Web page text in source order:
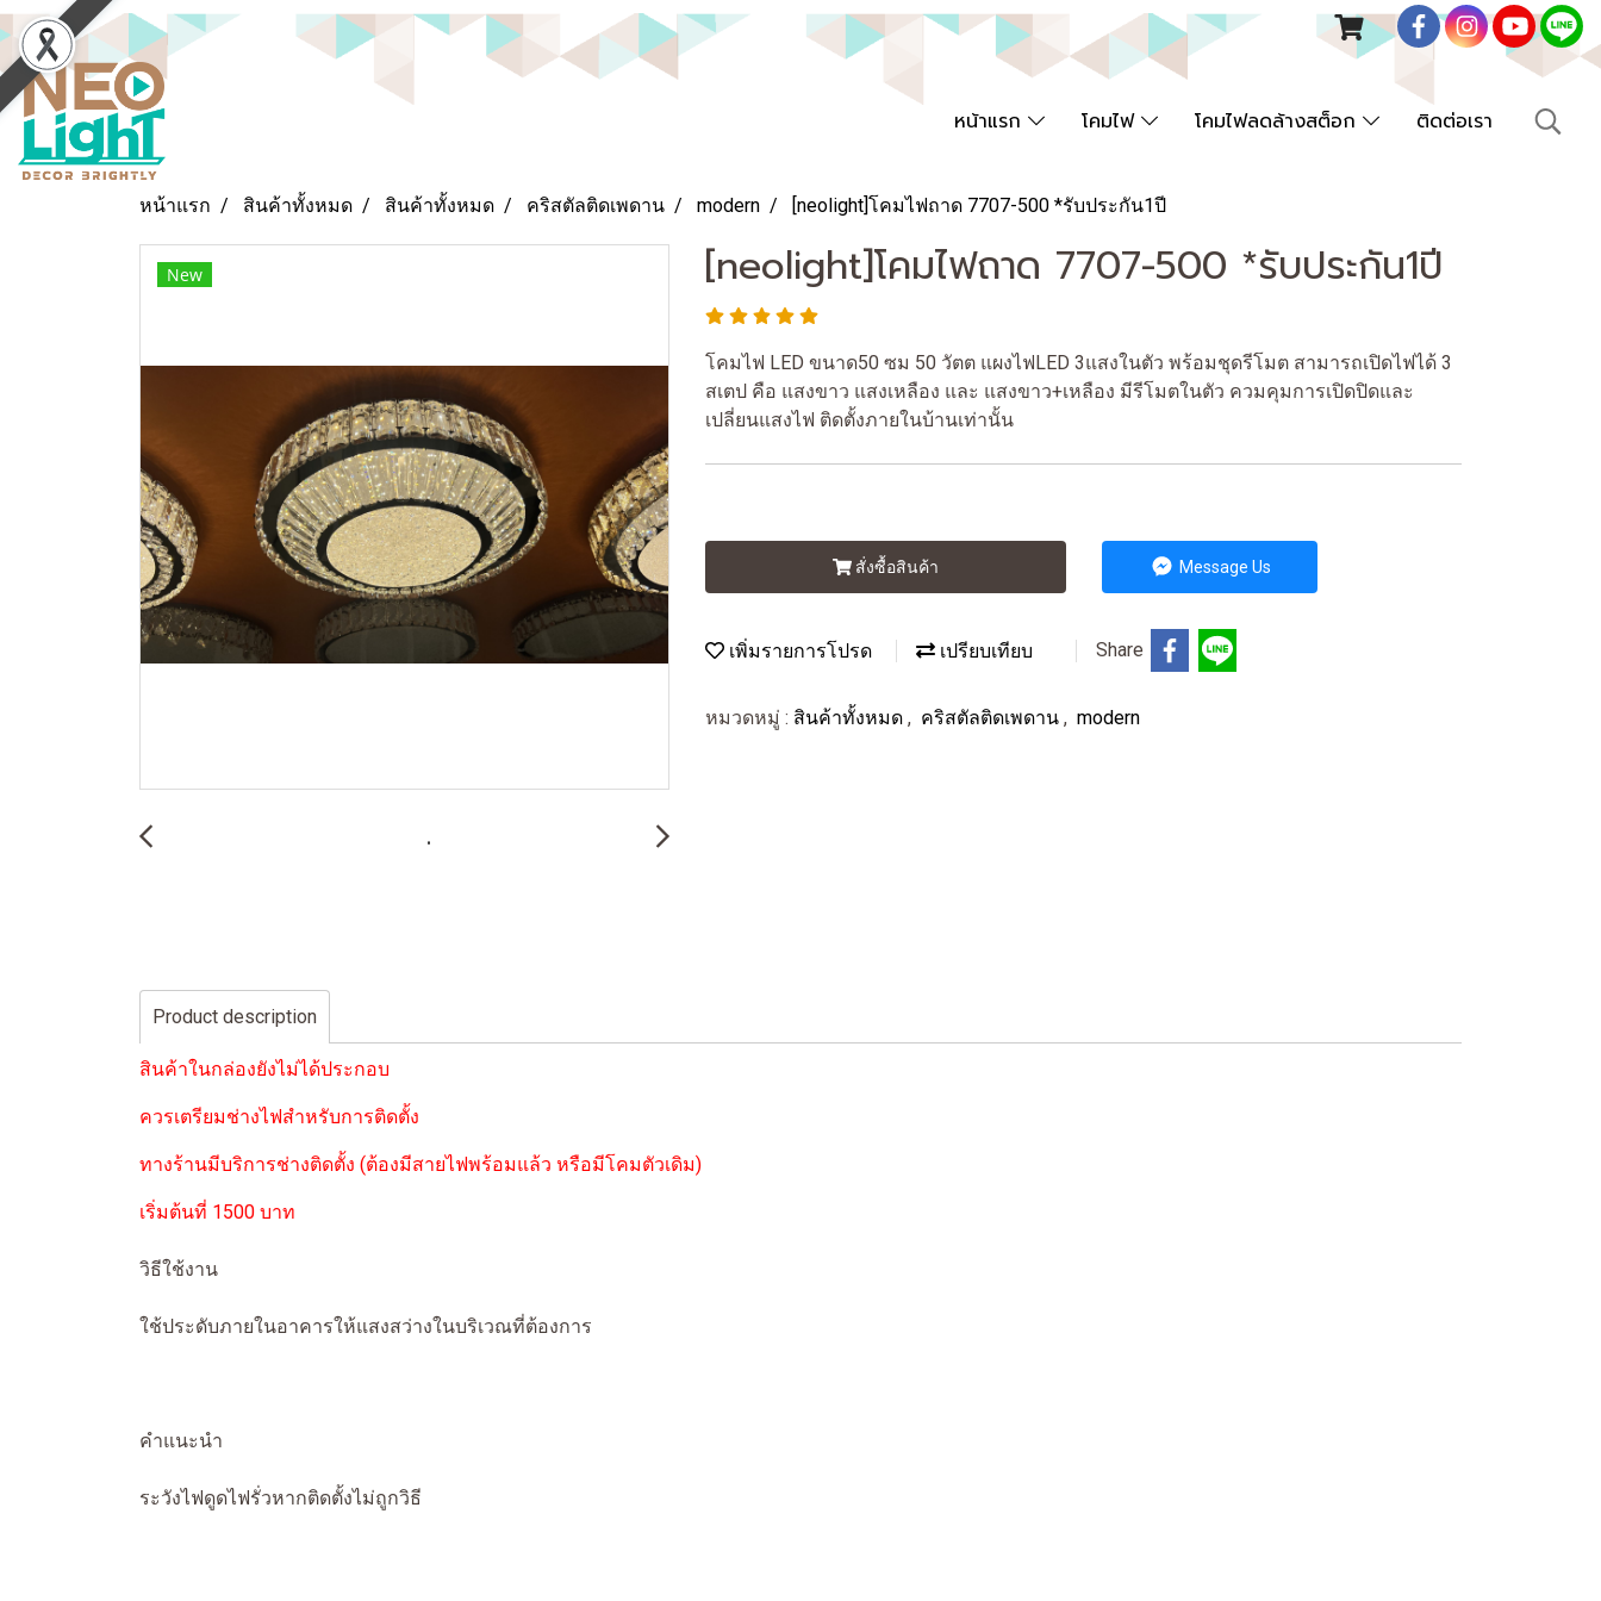
หน้าแรก โคมไฟ โคมไฟลดล้างสต็อก ติดต่อเรา
หน้าแรก สินค้าทั้งหมด สินค้าทั้งหมด คริสตัลติดเพดาน modern [neolight]โคมไฟถาด 7707-500 *รับประกัน1ปี
New [neolight]โคมไฟถาด 7707-500 *รับประกัน1ปี
โคมไฟ LED ขนาด50 ซม 50 วัตต แผงไฟLED 3แสงในตัว พร้อมชุดรีโมต สามารถเปิดไฟได้ 3
สเตป คือ แสงขาว แสงเหลือง และ แสงขาว+เหลือง มีรีโมตในตัว ควมคุมการเปิดปิดและ
เปลี่ยนแสงไฟ ติดตั้งภายในบ้านเท่านั้น
สั่งซื้อสินค้า Message Us
เพิ่มรายการโปรด เปรียบเทียบ Share
หมวดหมู่ : สินค้าทั้งหมด , คริสตัลติดเพดาน , modern
Product description
สินค้าในกล่องยังไม่ได้ประกอบ
ควรเตรียมช่างไฟสำหรับการติดตั้ง
ทางร้านมีบริการช่างติดตั้ง (ต้องมีสายไฟพร้อมแล้ว หรือมีโคมตัวเดิม)
เริ่มต้นที่ 1500 บาท
วิธีใช้งาน
ใช้ประดับภายในอาคารให้แสงสว่างในบริเวณที่ต้องการ
คำแนะนำ
ระวังไฟดูดไฟรั่วหากติดตั้งไม่ถูกวิธี